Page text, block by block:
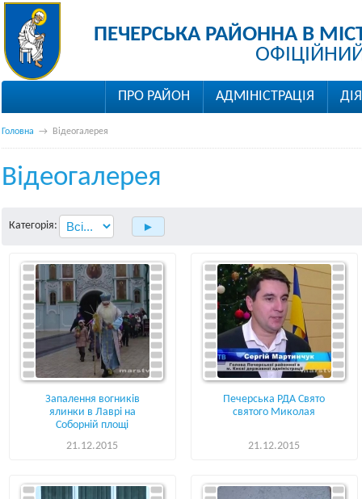
ПЕЧЕРСЬКА РАЙОННА В
ПРО РАЙОН АДМІНІСТРАЦІЯ
Головна → Відеогалерея
Відеогалерея
Категорія:
Запалення вогників
ялинки в Лаврі на
Соборній площі
21.12.2015
Печерська РДА Свято
святого Миколая
21.12.2015